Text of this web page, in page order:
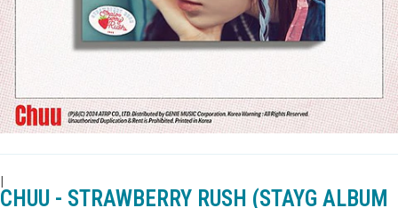
|
CHUU - STRAWBERRY RUSH (STAYG ALBUM